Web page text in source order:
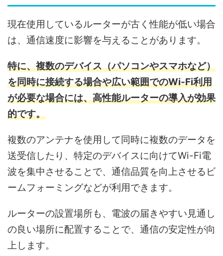
現在使用しているルーターが古く性能が低い場合
は、通信速度に影響を与えることがあります。
特に、複数のデバイス（パソコンやスマホなど）
を同時に接続する場合や広い範囲でのWi-Fi利用
が必要な場合には、高性能ルーターの導入が効果
的です。
複数のアンテナを使用して同時に複数のデータを
送受信したり、特定のデバイスに向けてWi-Fi電
波を集中させることで、通信品質を向上させるビ
ームフォーミングなどが利用できます。
ルーターの設置場所も、電波の届きやすい見通し
の良い場所に配置することで、通信の安定性が向
上します。